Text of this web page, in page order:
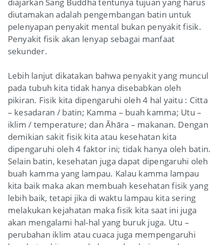
diutamakan adalah pengembangan batin untuk
pelenyapan penyakit mental bukan penyakit fisik.
Penyakit fisik akan lenyap sebagai manfaat
sekunder.
Lebih lanjut dikatakan bahwa penyakit yang muncul
pada tubuh kita tidak hanya disebabkan oleh
pikiran. Fisik kita dipengaruhi oleh 4 hal yaitu : Citta
– kesadaran / batin; Kamma – buah kamma; Utu –
iklim / temperature; danĀhāra – makanan. Dengan
demikian sakit fisik kita atau kesehatan kita
dipengaruhi oleh 4 faktor ini; tidak hanya oleh batin.
Selain batin, kesehatan juga dapat dipengaruhi oleh
buah kamma yang lampau. Kalau kamma lampau
kita baik maka akan membuah kesehatan fisik yang
lebih baik, tetapi jika di waktu lampau kita sering
melakukan kejahatan maka fisik kita saat ini juga
akan mengalami hal-hal yang buruk juga. Utu –
perubahan iklim atau cuaca juga mempengaruhi